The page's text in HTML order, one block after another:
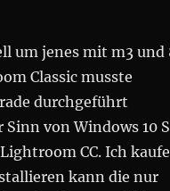
um jenes mit m3 und
Classic musste
durchgeführt
von Windows 10 S
CC. Ich kaufe
kann die nur